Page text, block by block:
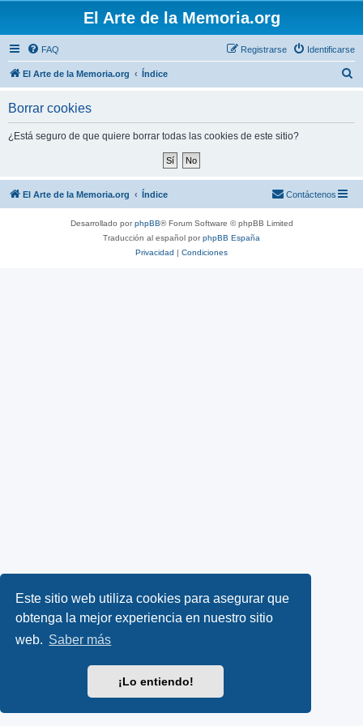
Este sitio web utiliza cookies para asegurar que
obtenga la mejor experiencia en nuestro sitio
web. Saber más
¡Lo entiendo!
El Arte de la Memoria.org
FAQ Identificarse
Registrarse
El Arte de la Memoria.org Índice
Borrar cookies
¿Está seguro de que quiere borrar todas las cookies de este sitio?
El Arte de la Memoria.org Índice Contáctenos
Desarrollado porphpBB® Forum Software © phpBB Limited
Traducción al español porphpBB España
Privacidad | Condiciones